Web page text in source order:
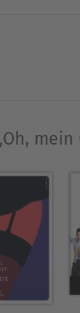
Licht.
2003,
Weitere
mein